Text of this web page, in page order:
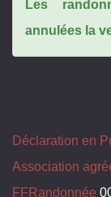
Les
annulées la
Déclaration en
Association
FFRandonnée